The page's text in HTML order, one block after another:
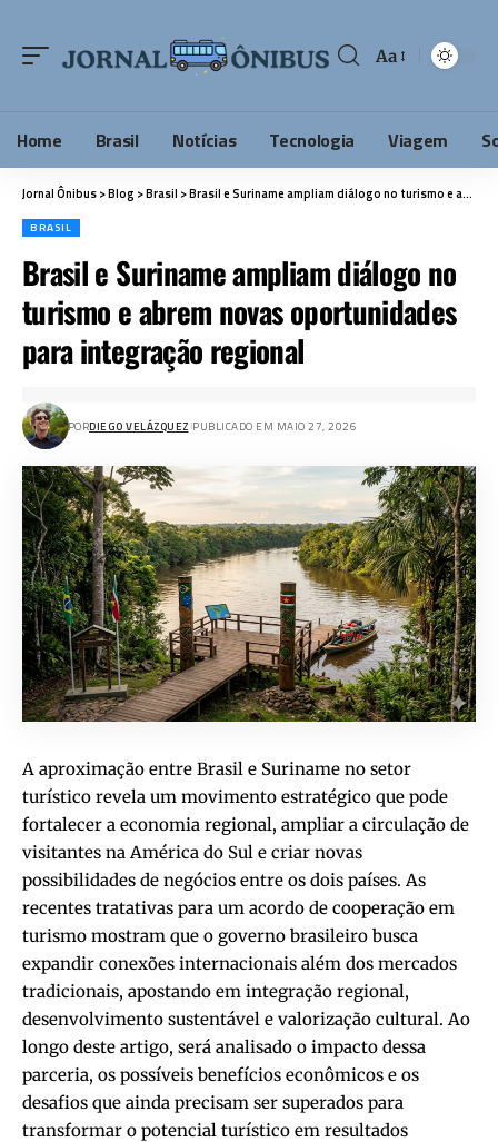
Aa
Home Brasil Notícias Tecnologia Viagem
Jornal Ônibus>Blog >Brasil >Brasil e Suriname ampliam diálogo no turismo e abrem novas oportunidades para integração regional
BRASIL
Brasil e Suriname ampliam diálogo no
turismo e abrem novas oportunidades
para integração regional
PORDIEGO VELÁZQUEZ PUBLICADO EM MAIO 27, 2026
A aproximação entre Brasil e Suriname no setor
turístico revela um movimento estratégico que pode
fortalecer a economia regional, ampliar a circulação de
visitantes na América do Sul e criar novas
possibilidades de negócios entre os dois países. As
recentes tratativas para um acordo de cooperação em
turismo mostram que o governo brasileiro busca
expandir conexões internacionais além dos mercados
tradicionais, apostando em integração regional,
desenvolvimento sustentável e valorização cultural. Ao
longo deste artigo, será analisado o impacto dessa
parceria, os possíveis benefícios econômicos e os
desafios que ainda precisam ser superados para
transformar o potencial turístico em resultados